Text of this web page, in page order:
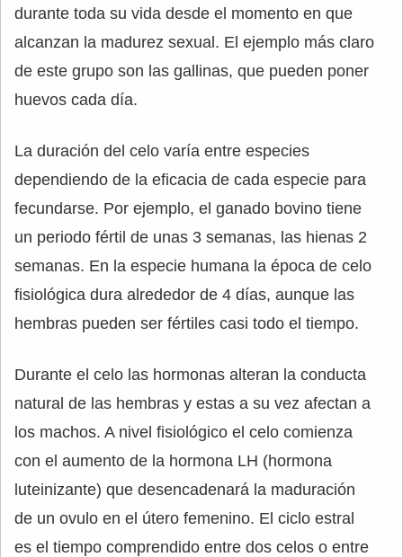
durante toda su vida desde el momento en que
alcanzan la madurez sexual. El ejemplo más claro
de este grupo son las gallinas, que pueden poner
huevos cada día.
La duración del celo varía entre especies
dependiendo de la eficacia de cada especie para
fecundarse. Por ejemplo, el ganado bovino tiene
un periodo fértil de unas 3 semanas, las hienas 2
semanas. En la especie humana la época de celo
fisiológica dura alrededor de 4 días, aunque las
hembras pueden ser fértiles casi todo el tiempo.
Durante el celo las hormonas alteran la conducta
natural de las hembras y estas a su vez afectan a
los machos. A nivel fisiológico el celo comienza
con el aumento de la hormona LH (hormona
luteinizante) que desencadenará la maduración
de un ovulo en el útero femenino. El ciclo estral
es el tiempo comprendido entre dos celos o entre